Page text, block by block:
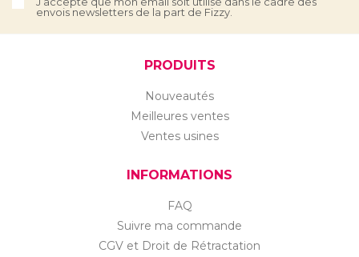
envois newsletters de la part de Fizzy.
PRODUITS
Nouveautés
Meilleures ventes
Ventes usines
INFORMATIONS
FAQ
Suivre ma commande
CGV et Droit de Rétractation